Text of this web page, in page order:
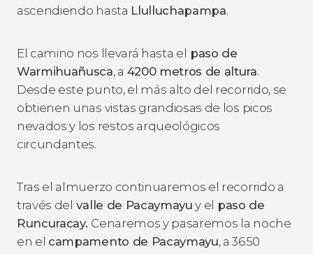
ascendiendo hasta Llulluchapampa.
El camino nos llevará hasta el paso de
Warmihuañusca, a 4200 metros de altura.
Desde este punto, el más alto del recorrido, se
obtienen unas vistas grandiosas de los picos
nevados y los restos arqueológicos
circundantes.
Tras el almuerzo continuaremos el recorrido a
través del valle de Pacaymayu y el paso de
Runcuracay. Cenaremos y pasaremos la noche
en el campamento de Pacaymayu, a 3650